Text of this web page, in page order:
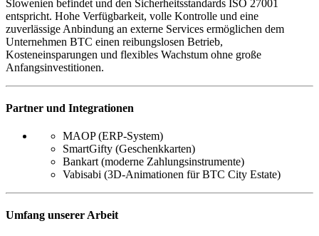
Slowenien befindet und den Sicherheitsstandards ISO 27001
entspricht. Hohe Verfügbarkeit, volle Kontrolle und eine
zuverlässige Anbindung an externe Services ermöglichen dem
Unternehmen BTC einen reibungslosen Betrieb,
Kosteneinsparungen und flexibles Wachstum ohne große
Anfangsinvestitionen.
Partner und Integrationen
MAOP (ERP-System)
SmartGifty (Geschenkkarten)
Bankart (moderne Zahlungsinstrumente)
Vabisabi (3D-Animationen für BTC City Estate)
Umfang unserer Arbeit